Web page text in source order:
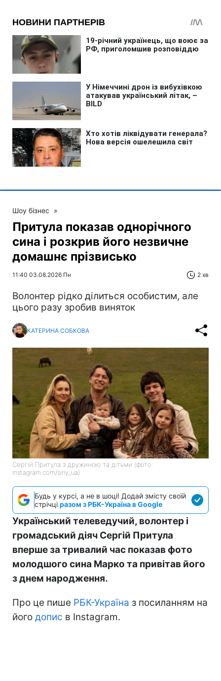
Шоу бізнес »
Притула показав однорічного
сина і розкрив його незвичне
домашнє прізвисько
11:40 03.08.2026 Пн 2 хв
Волонтер рідко ділиться особистим, але
цього разу зробив виняток
КАТЕРИНА СОБКОВА
Сергій Притула з дружиною та дітьми (фото:
instagram.com/siriy_ua)
Будь у курсі, а не в шоці! Додай змісту своїй
стрічці разом з РБК-Україна в Google
Український телеведучий, волонтер і
громадський діяч Сергій Притула
вперше за тривалий час показав фото
молодшого сина Марко та привітав його
з днем народження.
Про це пише РБК-Україна з посиланням на
його допис в Instagram.